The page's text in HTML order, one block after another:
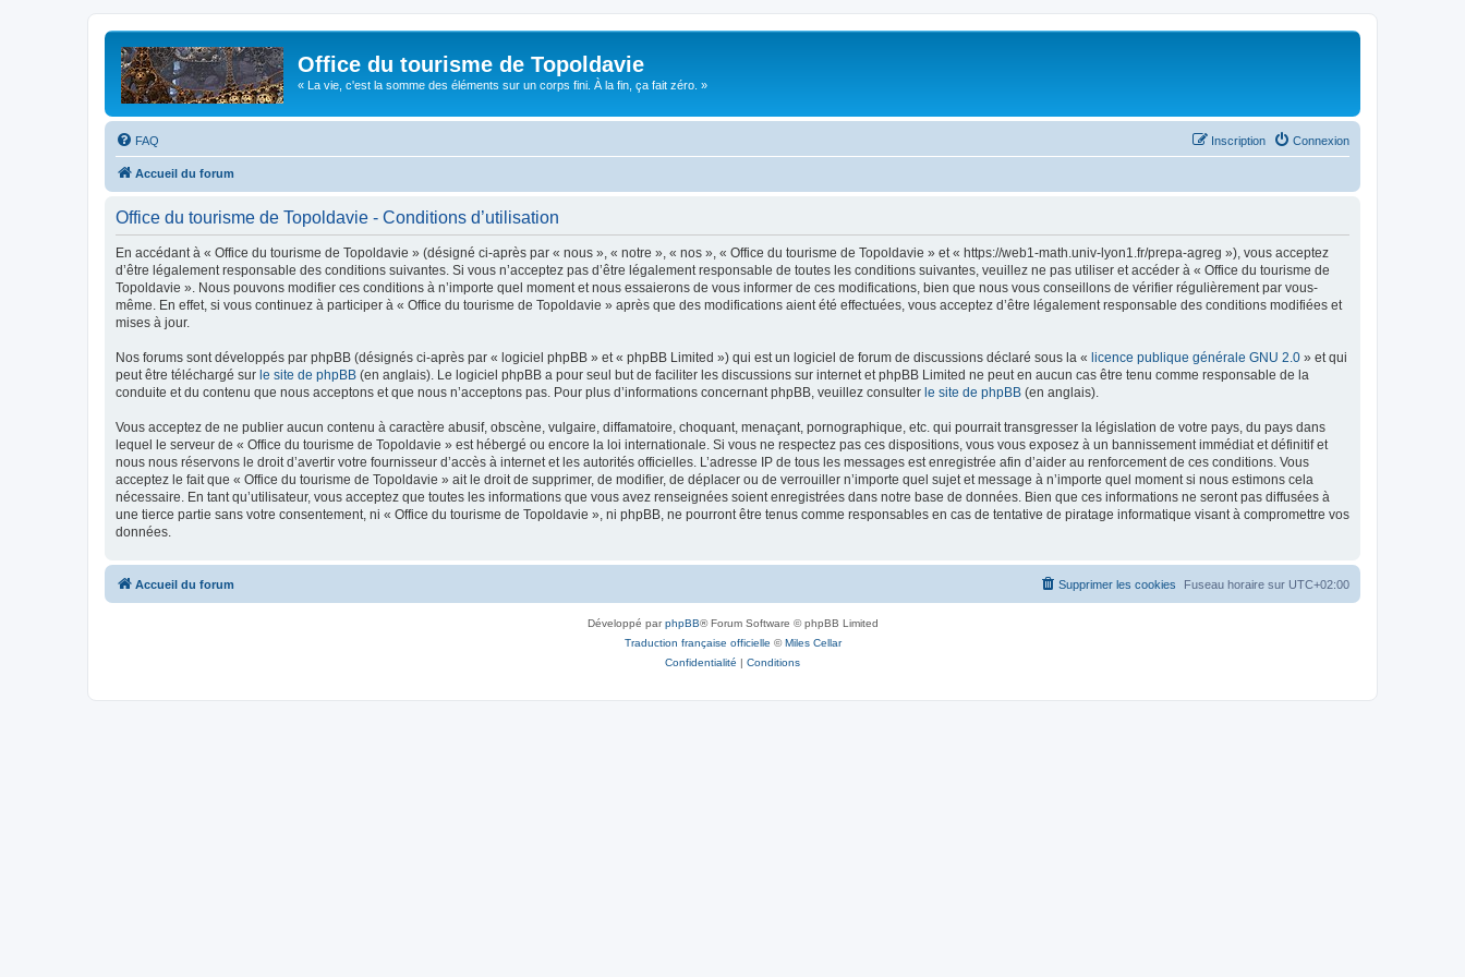
Office du tourisme de Topoldavie
« La vie, c'est la somme des éléments sur un corps fini. À la fin, ça fait zéro. »
FAQ Connexion
Inscription
Accueil du forum
Office du tourisme de Topoldavie - Conditions d’utilisation
En accédant à « Office du tourisme de Topoldavie » (désigné ci-après par « nous », « notre », « nos », « Office du tourisme de Topoldavie » et « https://web1-math.univ-lyon1.fr/prepa-agreg »), vous acceptez
d’être légalement responsable des conditions suivantes. Si vous n’acceptez pas d’être légalement responsable de toutes les conditions suivantes, veuillez ne pas utiliser et accéder à « Office du tourisme de
Topoldavie ». Nous pouvons modifier ces conditions à n’importe quel moment et nous essaierons de vous informer de ces modifications, bien que nous vous conseillons de vérifier régulièrement par vous-
même. En effet, si vous continuez à participer à « Office du tourisme de Topoldavie » après que des modifications aient été effectuées, vous acceptez d’être légalement responsable des conditions modifiées et
mises à jour.
Nos forums sont développés par phpBB (désignés ci-après par « logiciel phpBB » et « phpBB Limited ») qui est un logiciel de forum de discussions déclaré sous la « licence publique générale GNU 2.0 » et qui
peut être téléchargé sur le site de phpBB (en anglais). Le logiciel phpBB a pour seul but de faciliter les discussions sur internet et phpBB Limited ne peut en aucun cas être tenu comme responsable de la
conduite et du contenu que nous acceptons et que nous n’acceptons pas. Pour plus d’informations concernant phpBB, veuillez consulter le site de phpBB (en anglais).
Vous acceptez de ne publier aucun contenu à caractère abusif, obscène, vulgaire, diffamatoire, choquant, menaçant, pornographique, etc. qui pourrait transgresser la législation de votre pays, du pays dans
lequel le serveur de « Office du tourisme de Topoldavie » est hébergé ou encore la loi internationale. Si vous ne respectez pas ces dispositions, vous vous exposez à un bannissement immédiat et définitif et
nous nous réservons le droit d’avertir votre fournisseur d’accès à internet et les autorités officielles. L’adresse IP de tous les messages est enregistrée afin d’aider au renforcement de ces conditions. Vous
acceptez le fait que « Office du tourisme de Topoldavie » ait le droit de supprimer, de modifier, de déplacer ou de verrouiller n’importe quel sujet et message à n’importe quel moment si nous estimons cela
nécessaire. En tant qu’utilisateur, vous acceptez que toutes les informations que vous avez renseignées soient enregistrées dans notre base de données. Bien que ces informations ne seront pas diffusées à
une tierce partie sans votre consentement, ni « Office du tourisme de Topoldavie », ni phpBB, ne pourront être tenus comme responsables en cas de tentative de piratage informatique visant à compromettre vos
données.
Accueil du forum Fuseau horaire sur UTC+02:00
Supprimer les cookies
Développé parphpBB® Forum Software © phpBB Limited
Traduction française officielle ©Miles Cellar
Confidentialité | Conditions